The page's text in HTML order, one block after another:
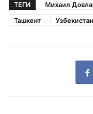
ТЕГИ Михаил
Ташкент
Узбекистан